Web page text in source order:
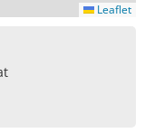
Leaflet